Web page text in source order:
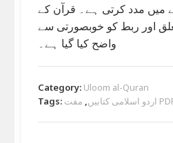
میں مدد کرتی ہے۔ قرآن کے
اور ربط کو خوبصورتی سے
واضح کیا گیا ہے۔
Category: Uloom al-Quran
Tags:
اردو اسلامی کتابیں,